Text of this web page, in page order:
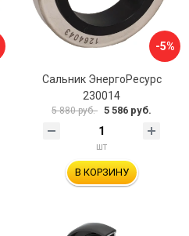
-5%
Сальник ЭнергоРесурс
230014
5 880 руб. 5 586 руб.
шт
В КОРЗИНУ